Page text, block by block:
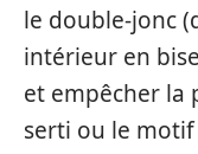
le double‑jonc
intérieur en
et empêcher la
serti ou le